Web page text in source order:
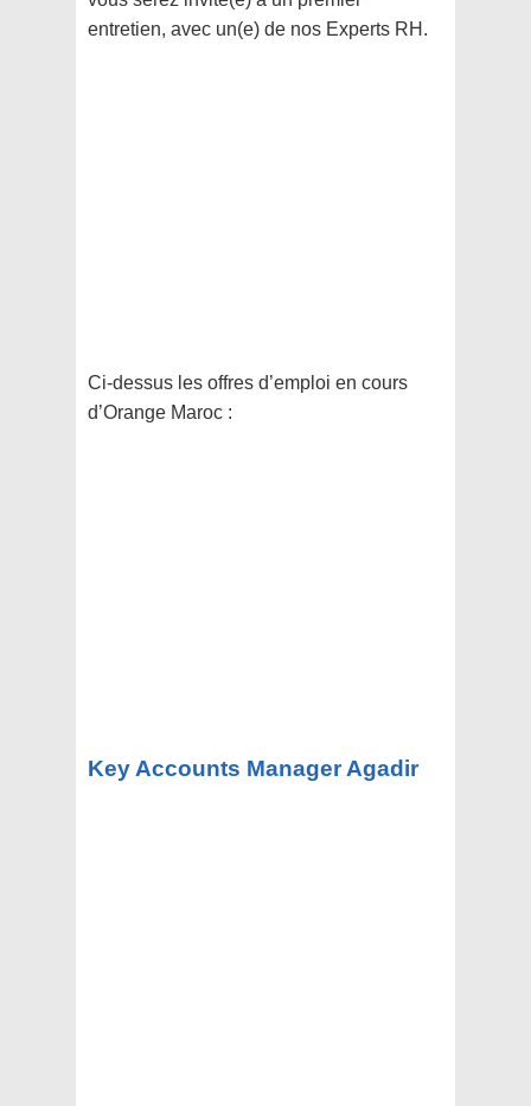
entretien, avec un(e) de nos Experts RH.
Ci-dessus les offres d’emploi en cours
d’Orange Maroc :
Key Accounts Manager Agadir